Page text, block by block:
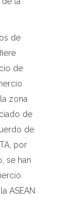
de
de
zona
de
de
por
se han
ASEAN